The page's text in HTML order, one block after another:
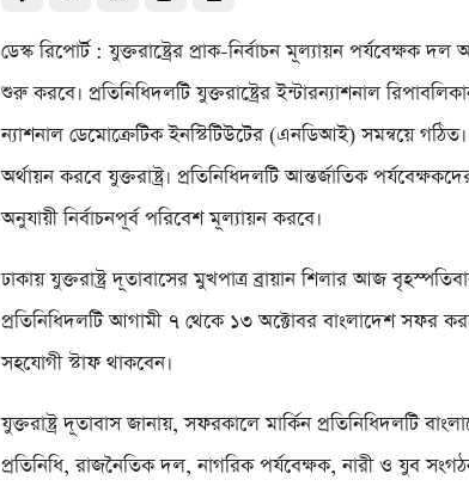
ডেস্ক রিপোর্ট : যুক্তরাষ্ট্রের প্রাক-নির্বাচন মূল্যায়ন
শুরু করবে। প্রতিনিধিদলটি যুক্তরাষ্ট্রের ইন্টারন্যাশনাল
ন্যাশনাল ডেমোক্রেটিক ইনস্টিটিউটের (এনডিআই) সমন্বয়ে
অর্থায়ন করবে যুক্তরাষ্ট্র। প্রতিনিধিদলটি আন্তর্জাতিক
অনুযায়ী নির্বাচনপূর্ব পরিবেশ মূল্যায়ন করবে।
ঢাকায় যুক্তরাষ্ট্র দূতাবাসের মুখপাত্র ব্রায়ান শিলার আজ
প্রতিনিধিদলটি আগামী ৭ থেকে ১৩ অক্টোবর বাংলাদেশ সফর
সহযোগী স্টাফ থাকবেন।
যুক্তরাষ্ট্র দূতাবাস জানায়, সফরকালে মার্কিন প্রতিনিধিদলটি
প্রতিনিধি, রাজনৈতিক দল, নাগরিক পর্যবেক্ষক, নারী ও যুব